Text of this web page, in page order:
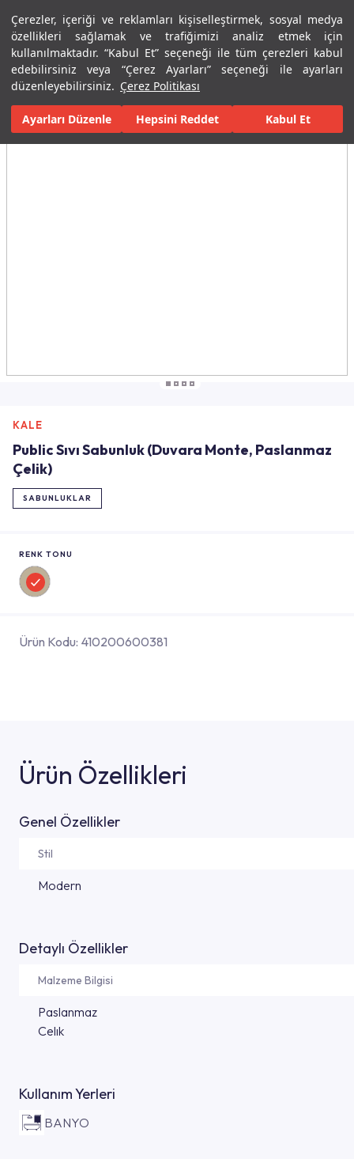
Çerezler, içeriği ve reklamları kişiselleştirmek, sosyal medya
özellikleri sağlamak ve trafiğimizi analiz etmek için
kullanılmaktadır. “Kabul Et” seçeneği ile tüm çerezleri kabul
edebilirsiniz veya “Çerez Ayarları” seçeneği ile ayarları
düzenleyebilirsiniz. Çerez Politikası
Ayarları Düzenle Hepsini Reddet Kabul Et
Menü Menü
Ana Sayfa Banyolar Banyo Aksesuarları Sabunluklar
Tüm Görseller(3)
KALE
Public Sıvı Sabunluk (Duvara Monte, Paslanmaz
Çelik)
SABUNLUKLAR
RENK TONU
Ürün Kodu: 410200600381
Ürün Özellikleri
Genel Özellikler
Stil
Modern
Detaylı Özellikler
Malzeme Bilgisi
Paslanmaz
Celık
Kullanım Yerleri
BANYO